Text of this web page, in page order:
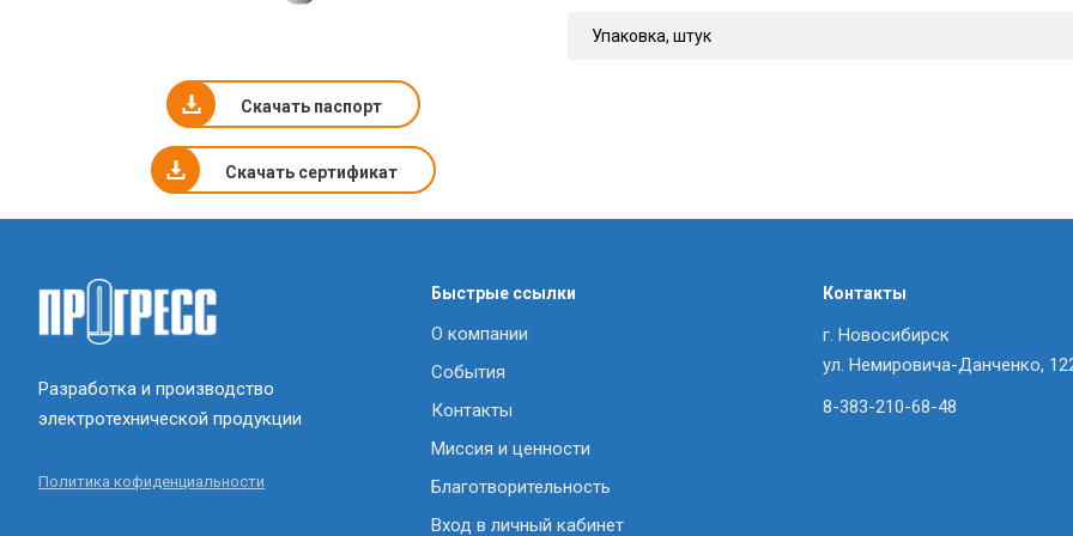
Скачать паспорт
Скачать сертификат
Упаковка, штук
Разработка и производство
электротехнической продукции
Политика кофиденциальности
Быстрые ссылки
О компании
События
Контакты
Миссия и ценности
Благотворительность
Вход в личный кабинет
Контакты
г. Новосибирск
ул. Немировича-Данченко,
8-383-210-68-48